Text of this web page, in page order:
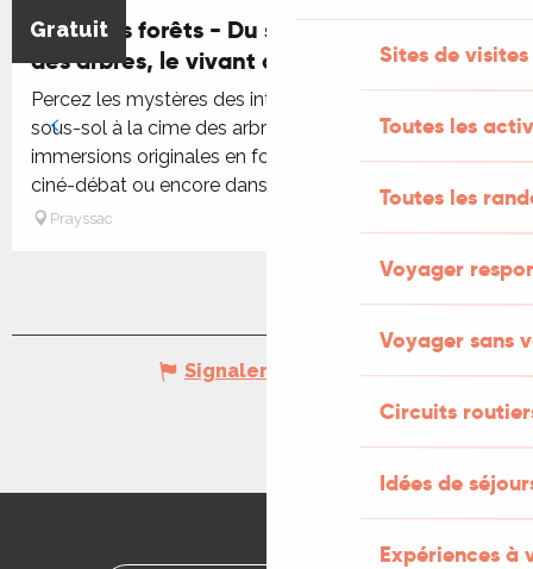
Sites de visites
Toutes les
Toutes les
Voyager
Voyager sans
Circuits
Idées de
Expériences à
Gratuit
Nuits des forêts - Du sous-sol aux cimes
des arbres, le vivant dans tous ses états
Percez les mystères des interactions du vivant, du
sous-sol à la cime des arbres, à travers des
immersions originales en forêt des Causses, lors d’un
ciné-débat ou encore dans...
Prayssac
Réservable
Signaler une erreur